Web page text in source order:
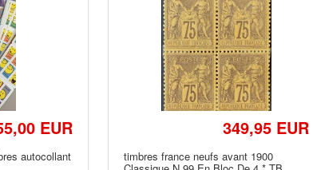
EUR
autocollant
349,95 EUR
timbres france neufs avant 1900